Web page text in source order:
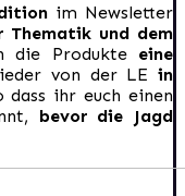
im Newsletter
Thematik und dem
die Produkte eine
von der LEin
ihr euch einen
bevor die Jagd